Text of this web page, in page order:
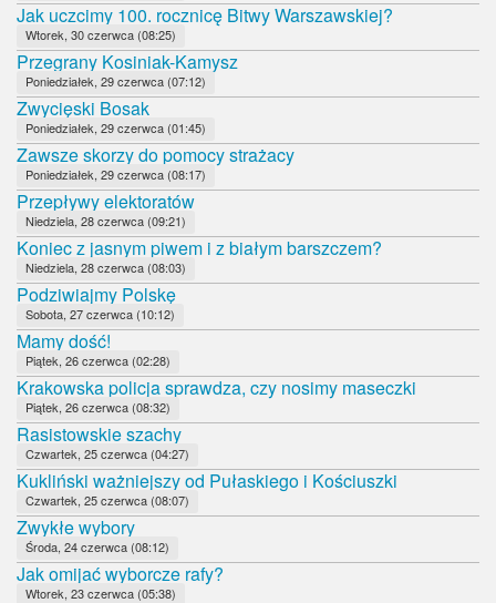
Jak uczcimy 100. rocznicę Bitwy Warszawskiej?
Wtorek, 30 czerwca (08:25)
Przegrany Kosiniak-Kamysz
Poniedziałek, 29 czerwca (07:12)
Zwycięski Bosak
Poniedziałek, 29 czerwca (01:45)
Zawsze skorzy do pomocy strażacy
Poniedziałek, 29 czerwca (08:17)
Przepływy elektoratów
Niedziela, 28 czerwca (09:21)
Koniec z jasnym piwem i z białym barszczem?
Niedziela, 28 czerwca (08:03)
Podziwiajmy Polskę
Sobota, 27 czerwca (10:12)
Mamy dość!
Piątek, 26 czerwca (02:28)
Krakowska policja sprawdza, czy nosimy maseczki
Piątek, 26 czerwca (08:32)
Rasistowskie szachy
Czwartek, 25 czerwca (04:27)
Kukliński ważniejszy od Pułaskiego i Kościuszki
Czwartek, 25 czerwca (08:07)
Zwykłe wybory
Środa, 24 czerwca (08:12)
Jak omijać wyborcze rafy?
Wtorek, 23 czerwca (05:38)